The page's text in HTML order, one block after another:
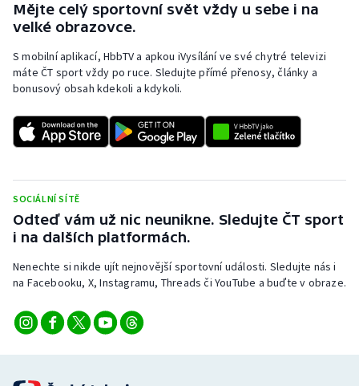
Rychlobruslení
Rychlostní kanoistika
Sportovní střelba
Stolní tenis
Triatlon
Veslování
Volejbal
Mějte celý sportovní svět vždy u sebe i na
velké obrazovce.
S mobilní aplikací, HbbTV a apkou iVysílání ve své chytré televizi
máte ČT sport vždy po ruce. Sledujte přímé přenosy, články a
bonusový obsah kdekoli a kdykoli.
SOCIÁLNÍ SÍTĚ
Odteď vám už nic neunikne. Sledujte ČT sport
i na dalších platformách.
Nenechte si nikde ujít nejnovější sportovní události. Sledujte nás i
na Facebooku, X, Instagramu, Threads či YouTube a buďte v obraze.